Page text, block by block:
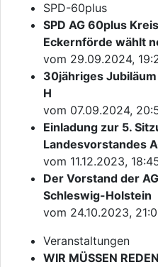
SPD-60plus
SPD AG 60plus
Eckernförde wählt
vom 29.09.2024,
30jähriges Jubiläum
H
vom 07.09.2024,
Einladung zur 5.
Landesvorstandes
vom 11.12.2023,
Der Vorstand der
Schleswig-Holstein
vom 24.10.2023,
Veranstaltungen
WIR MÜSSEN